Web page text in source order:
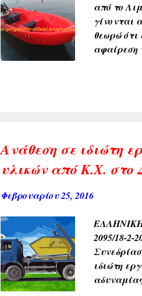
από το
γίνονται
θεωρώ
αφαίρεση
Ανάθεση σε ιδιώτη
υλικών από Κ.Χ. στο
Φεβρουαρίου 25, 2016
2095/18-
ιδιώτη